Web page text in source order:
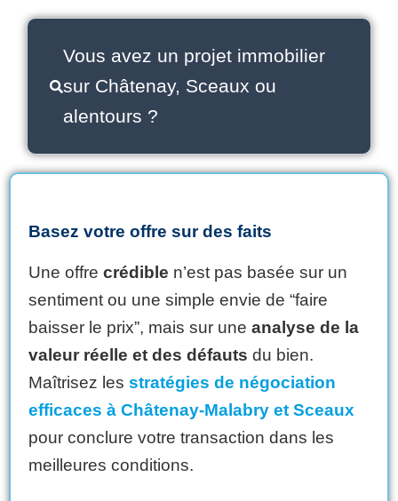
Vous avez un projet immobilier
sur Châtenay, Sceaux ou
alentours ?
Basez votre offre sur des faits
Une offre crédible n’est pas basée sur un
sentiment ou une simple envie de “faire
baisser le prix”, mais sur une analyse de la
valeur réelle et des défauts du bien.
Maîtrisez les stratégies de négociation
efficaces à Châtenay-Malabry et Sceaux
pour conclure votre transaction dans les
meilleures conditions.